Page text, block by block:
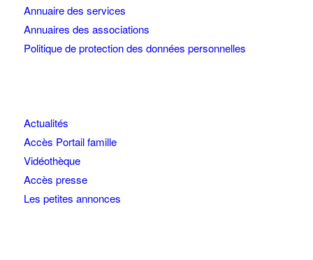
Annuaire des services
Annuaires des associations
Politique de protection des données personnelles
Actualités
Accès Portail famille
Vidéothèque
Accès presse
Les petites annonces